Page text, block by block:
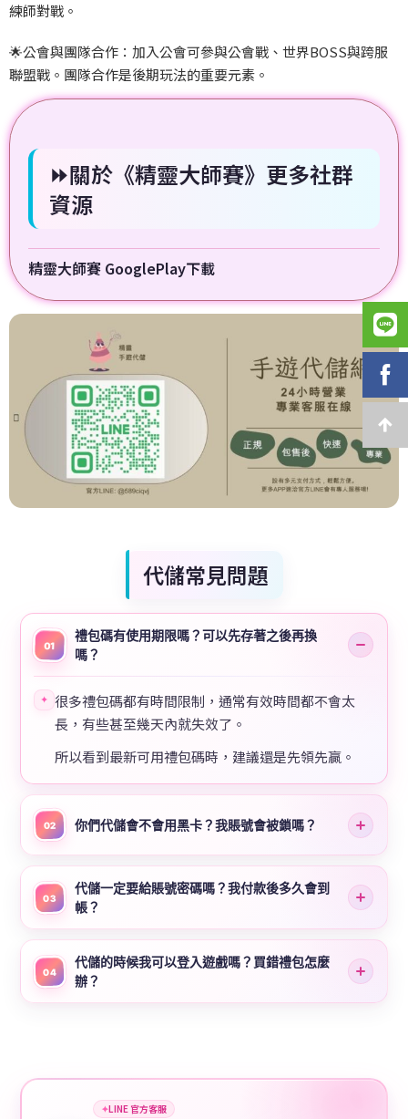
練師對戰。
🌟公會與團隊合作：加入公會可參與公會戰、世界BOSS與跨服
聯盟戰。團隊合作是後期玩法的重要元素。
⏩關於《精靈大師賽》更多社群
資源
精靈大師賽 GooglePlay下載
代儲常見問題
01
禮包碼有使用期限嗎？可以先存著之後再換
嗎？
✦ 很多禮包碼都有時間限制，通常有效時間都不會太
長，有些甚至幾天內就失效了。
所以看到最新可用禮包碼時，建議還是先領先贏。
02 你們代儲會不會用黑卡？我賬號會被鎖嗎？
03
代儲一定要給賬號密碼嗎？我付款後多久會到
帳？
04
代儲的時候我可以登入遊戲嗎？買錯禮包怎麼
辦？
✦LINE 官方客服